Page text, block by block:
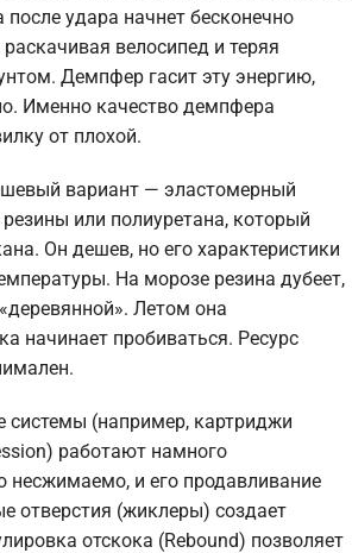
удара начнет бесконечно
велосипед и теряя
Демпфер гасит эту энергию,
Именно качество демпфера
от плохой.
вариант — эластомерный
или полиуретана, который
Он дешев, но его характеристики
На морозе резина дубеет,
Летом она
начинает пробиваться. Ресурс
(например, картриджи
работают намного
несжимаемо, и его продавливание
отверстия (жиклеры) создает
отскока (Rebound) позволяет